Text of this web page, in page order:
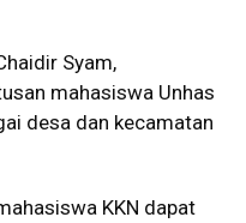
Syam,
mahasiswa Unhas
desa dan kecamatan
KKN dapat